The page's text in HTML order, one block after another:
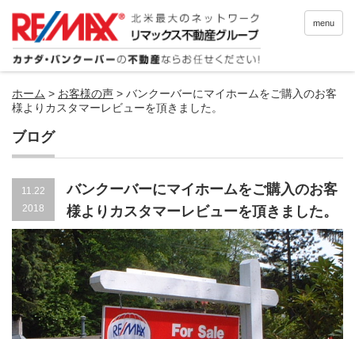
menu
ホーム > お客様の声 > バンクーバーにマイホームをご購入のお客
様よりカスタマーレビューを頂きました。
ブログ
11.22
2018
バンクーバーにマイホームをご購入のお客
様よりカスタマーレビューを頂きました。